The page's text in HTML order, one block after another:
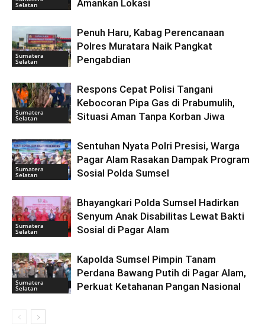
Selatan Amankan Lokasi
Sumatera
Selatan
Penuh Haru, Kabag Perencanaan
Polres Muratara Naik Pangkat
Pengabdian
Sumatera
Selatan
Respons Cepat Polisi Tangani
Kebocoran Pipa Gas di Prabumulih,
Situasi Aman Tanpa Korban Jiwa
Sumatera
Selatan
Sentuhan Nyata Polri Presisi, Warga
Pagar Alam Rasakan Dampak Program
Sosial Polda Sumsel
Sumatera
Selatan
Bhayangkari Polda Sumsel Hadirkan
Senyum Anak Disabilitas Lewat Bakti
Sosial di Pagar Alam
Sumatera
Selatan
Kapolda Sumsel Pimpin Tanam
Perdana Bawang Putih di Pagar Alam,
Perkuat Ketahanan Pangan Nasional